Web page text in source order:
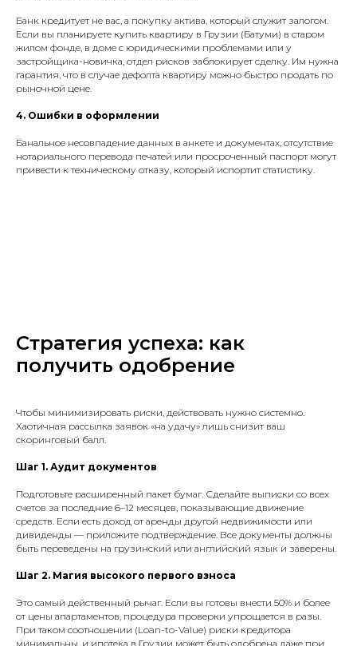
Банк кредитует не вас, а покупку актива, который служит залогом.
Если вы планируете купить квартиру в Грузии (Батуми) в старом
жилом фонде, в доме с юридическими проблемами или у
застройщика-новичка, отдел рисков заблокирует сделку. Им нужна
гарантия, что в случае дефолта квартиру можно быстро продать по
рыночной цене.
4. Ошибки в оформлении
Банальное несовпадение данных в анкете и документах, отсутствие
нотариального перевода печатей или просроченный паспорт могут
привести к техническому отказу, который испортит статистику.
Стратегия успеха: как
получить одобрение
Чтобы минимизировать риски, действовать нужно системно.
Хаотичная рассылка заявок «на удачу» лишь снизит ваш
скоринговый балл.
Шаг 1. Аудит документов
Подготовьте расширенный пакет бумаг. Сделайте выписки со всех
счетов за последние 6–12 месяцев, показывающие движение
средств. Если есть доход от аренды другой недвижимости или
дивиденды — приложите подтверждение. Все документы должны
быть переведены на грузинский или английский язык и заверены.
Шаг 2. Магия высокого первого взноса
Это самый действенный рычаг. Если вы готовы внести 50% и более
от цены апартаментов, процедура проверки упрощается в разы.
При таком соотношении (Loan-to-Value) риски кредитора
минимальны, и ипотека в Грузии может быть одобрена даже при